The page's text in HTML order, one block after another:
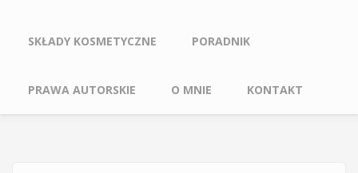
SKŁADY KOSMETYCZNE PORADNIK
PRAWA AUTORSKIE O MNIE KONTAKT